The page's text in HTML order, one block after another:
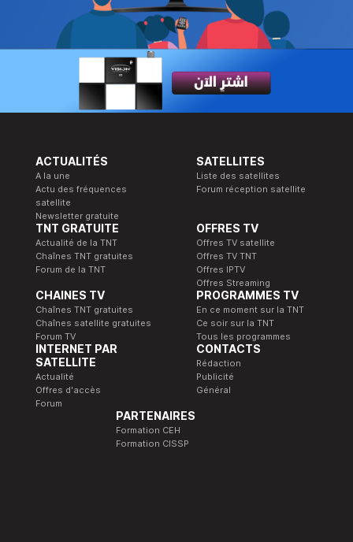
ACTUALITÉS
A la une
Actu des fréquences
satellite
Newsletter gratuite
SATELLITES
Liste des satellites
Forum réception satellite
TNT GRATUITE
Actualité de la TNT
Chaînes TNT gratuites
Forum de la TNT
OFFRES TV
Offres TV satellite
Offres TV TNT
Offres IPTV
Offres Streaming
CHAINES TV
Chaînes TNT gratuites
Chaînes satellite gratuites
Forum TV
PROGRAMMES TV
En ce moment sur la TNT
Ce soir sur la TNT
Tous les programmes
INTERNET PAR
SATELLITE
Actualité
Offres d'accès
Forum
CONTACTS
Rédaction
Publicité
Général
PARTENAIRES
Formation CEH
Formation CISSP